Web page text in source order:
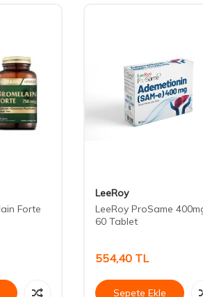
Forte
LeeRoy
LeeRoy ProSame
60 Tablet
554,40 TL
Sepete Ekle